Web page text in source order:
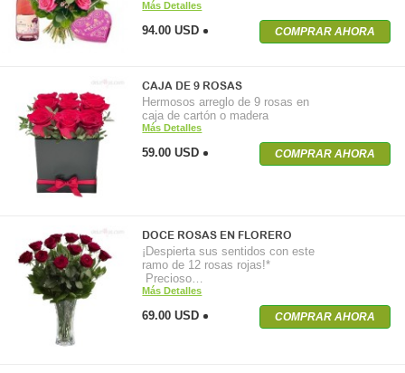
Más Detalles
94.00 USD COMPRAR AHORA
CAJA DE 9 ROSAS
Hermosos arreglo de 9 rosas en
caja de cartón o madera
Más Detalles
59.00 USD COMPRAR AHORA
DOCE ROSAS EN FLORERO
¡Despierta sus sentidos con este
ramo de 12 rosas rojas!*
Precioso…
Más Detalles
69.00 USD COMPRAR AHORA